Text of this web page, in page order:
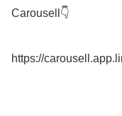
Carousell👇
https://